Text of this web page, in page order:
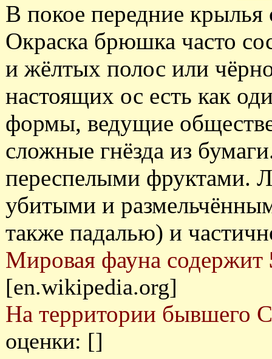
В покое передние
Окраска брюшка часто
и жёлтых полос или
настоящих ос есть как
формы, ведущие
сложные гнёзда из
переспелыми фруктами.
убитыми и
также падалью) и
Мировая фауна содержит
[en.wikipedia.org]
На территории бывшего
оценки: []